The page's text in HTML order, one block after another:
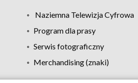
Naziemna Telewizja Cyfrowa
Program dla prasy
Serwis fotograficzny
Merchandising (znaki)